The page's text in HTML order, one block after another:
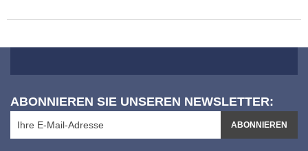
ABONNIEREN SIE UNSEREN NEWSLETTER:
ABONNIEREN